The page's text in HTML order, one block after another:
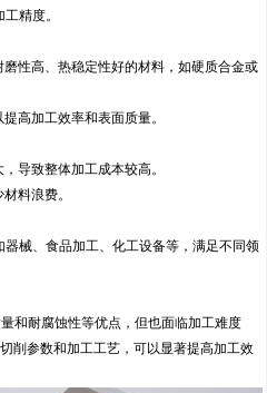
精度。
性高、热稳定性好的材料，如硬质合金或
高加工效率和表面质量。
导致整体加工成本较高。
料浪费。
械、食品加工、化工设备等，满足不同领
和耐腐蚀性等优点，但也面临加工难度
削参数和加工工艺，可以显著提高加工效